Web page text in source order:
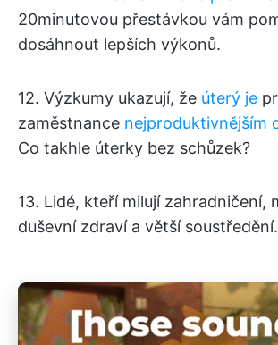
20minutovou přestávkou vám
dosáhnout lepších výkonů.
12. Výzkumy ukazují, že úterý je
zaměstnance nejproduktivnějším
Co takhle úterky bez schůzek?
13. Lidé, kteří milují zahradničení,
duševní zdraví a větší soustředění.